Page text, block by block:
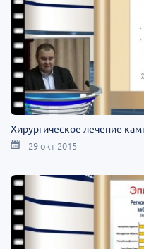
Хирургическое лечение
29 окт 2015